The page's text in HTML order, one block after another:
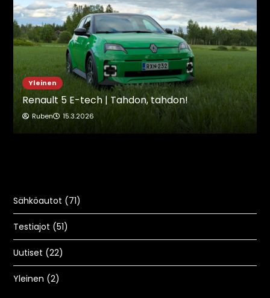
Yleinen
Renault 5 E-tech | Tahdon, tahdon!
Ruben 15.3.2026
Sähköautot (71)
Testiajot (51)
Uutiset (22)
Yleinen (2)